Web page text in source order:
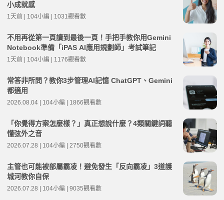
小成就感
1天前 | 104小編 | 1031觀看數
不用再從第一頁讀到最後一頁！手把手教你用Gemini
Notebook準備「iPAS AI應用規劃師」考試筆記
1天前 | 104小編 | 1176觀看數
常答非所問？教你3步管理AI記憶 ChatGPT、Gemini
都適用
2026.08.04 | 104小編 | 1866觀看數
「你覺得方案怎麼樣？」真正想說什麼？4類關鍵詞聽
懂弦外之音
2026.07.28 | 104小編 | 2750觀看數
主管也可能被部屬霸凌！避免發生「反向霸凌」3道護
城河教你自保
2026.07.28 | 104小編 | 9035觀看數